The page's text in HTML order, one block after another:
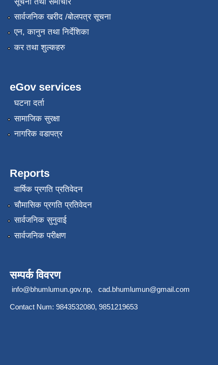
सार्वजनिक खरीद /बोलपत्र सूचना
एन, कानुन तथा निर्देशिका
कर तथा शुल्कहरु
eGov services
घटना दर्ता
सामाजिक सुरक्षा
नागरिक वडापत्र
Reports
वार्षिक प्रगति प्रतिवेदन
चौमासिक प्रगति प्रतिवेदन
सार्वजनिक सुनुवाई
सार्वजनिक परीक्षण
सम्पर्क विवरण
info@bhumlumun.gov.np, cad.bhumlumun@gmail.com
Contact Num: 9843532080, 9851219653